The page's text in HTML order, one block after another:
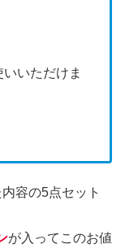
いただけま
容の5点セット
が入ってこのお値